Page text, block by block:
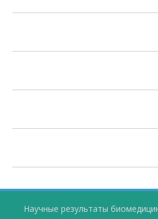
Научные результаты